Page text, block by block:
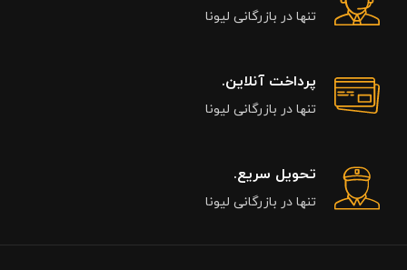
تنها در بازرگانی لیونا
پرداخت آنلاین.
تنها در بازرگانی لیونا
تحویل سریع.
تنها در بازرگانی لیونا